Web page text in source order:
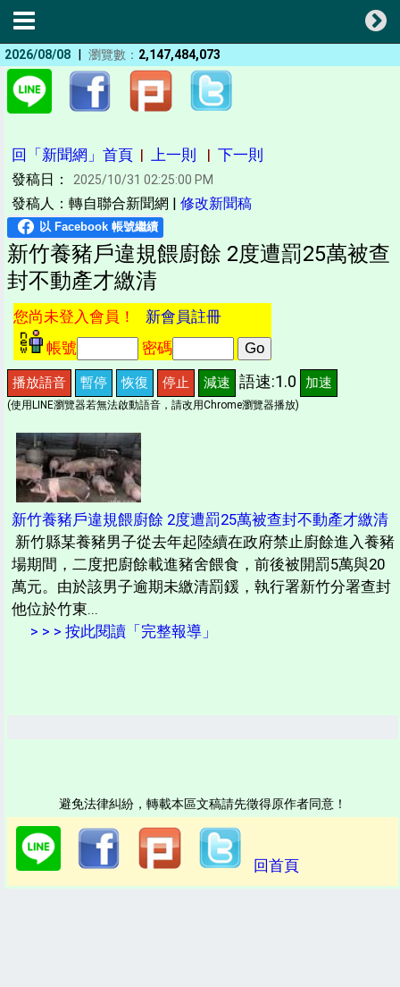
2026/08/08 | 瀏覽數： 2,147,484,073
回「新聞網」首頁 | 上一則 | 下一則
發稿日： 2025/10/31 02:25:00 PM
發稿人：轉自聯合新聞網 | 修改新聞稿
新竹養豬戶違規餵廚餘 2度遭罰25萬被查
封不動產才繳清
您尚未登入會員！ 新會員註冊
帳號
密碼
播放語音 暫停 恢復 停止 減速 語速:1.0 加速
(使用LINE瀏覽器若無法啟動語音，請改用Chrome瀏覽器播放)
新竹養豬戶違規餵廚餘 2度遭罰25萬被查封不動產才繳清
新竹縣某養豬男子從去年起陸續在政府禁止廚餘進入養豬
場期間，二度把廚餘載進豬舍餵食，前後被開罰5萬與20
萬元。由於該男子逾期未繳清罰鍰，執行署新竹分署查封
他位於竹東...
> > > 按此閱讀「完整報導」
避免法律糾紛，轉載本區文稿請先徵得原作者同意！
回首頁